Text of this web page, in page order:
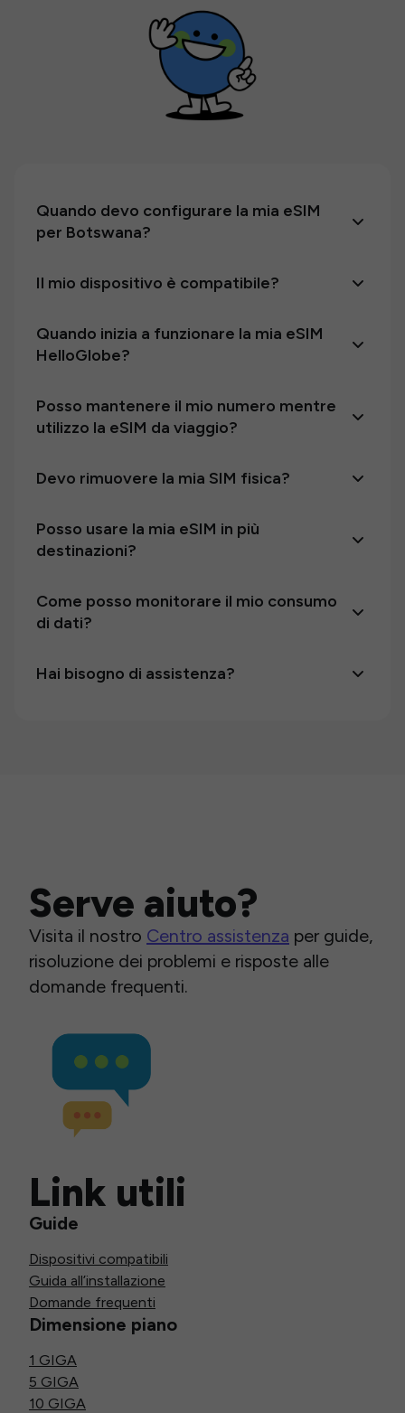
Quando devo configurare la mia eSIM
per Botswana?
Il mio dispositivo è compatibile?
Quando inizia a funzionare la mia eSIM
HelloGlobe?
Posso mantenere il mio numero mentre
utilizzo la eSIM da viaggio?
Devo rimuovere la mia SIM fisica?
Posso usare la mia eSIM in più
destinazioni?
Come posso monitorare il mio consumo
di dati?
Hai bisogno di assistenza?
Serve aiuto?
Visita il nostro Centro assistenza per guide,
risoluzione dei problemi e risposte alle
domande frequenti.
Link utili
Guide
Dispositivi compatibili
Guida all’installazione
Domande frequenti
Dimensione piano
1 GIGA
5 GIGA
10 GIGA